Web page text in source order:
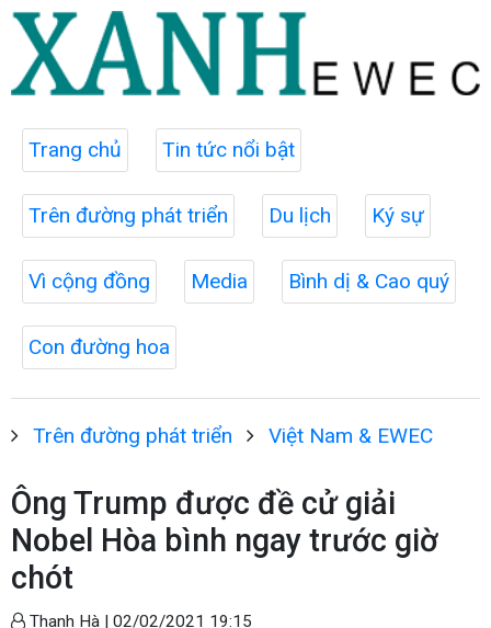
Trang chủ Tin tức nổi bật
Trên đường phát triển Du lịch Ký sự
Vì cộng đồng Media Bình dị & Cao quý
Con đường hoa
Trên đường phát triển Việt Nam & EWEC
Ông Trump được đề cử giải
Nobel Hòa bình ngay trước giờ
chót
Thanh Hà | 02/02/2021 19:15